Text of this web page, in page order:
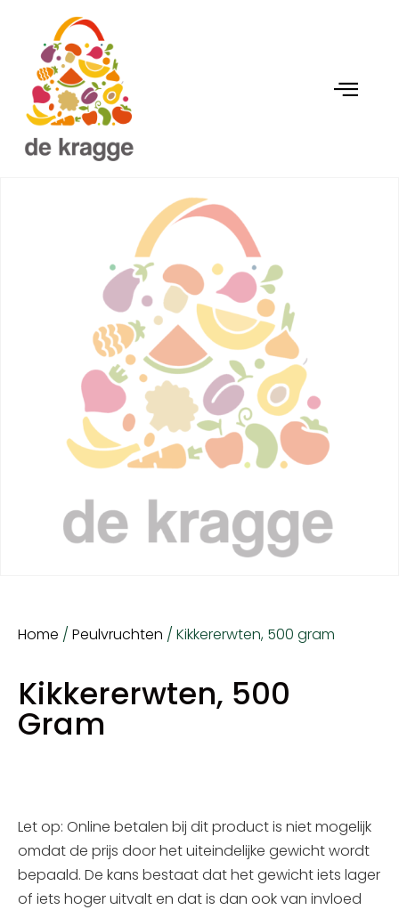
Home / Peulvruchten / Kikkererwten, 500 gram
Kikkererwten, 500
Gram
Let op: Online betalen bij dit product is niet mogelijk
omdat de prijs door het uiteindelijke gewicht wordt
bepaald. De kans bestaat dat het gewicht iets lager
of iets hoger uitvalt en dat is dan ook van invloed